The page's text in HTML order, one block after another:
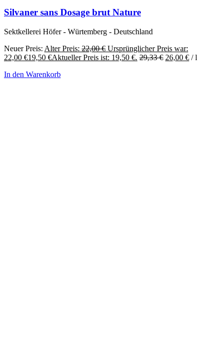
Silvaner sans Dosage brut Nature
Sektkellerei Höfer - Würtemberg - Deutschland
Neuer Preis: Alter Preis: 22,00€ Ursprünglicher Preis war:
22,00 €19,50 €Aktueller Preis ist: 19,50 €. 29,33€ 26,00 € /l
In den Warenkorb